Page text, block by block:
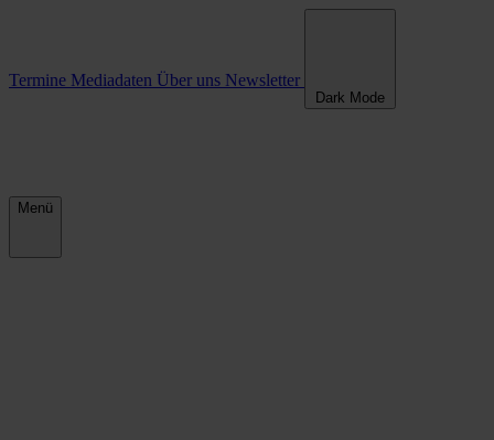
Termine Mediadaten Über uns Newsletter
Dark Mode
Menü